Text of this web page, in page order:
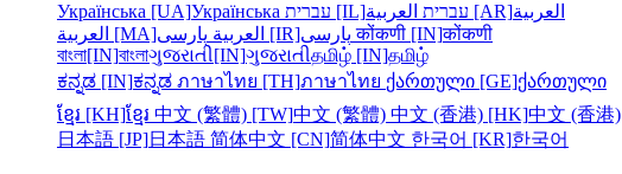
Українська [UA]Українська עברית [IL] עברית العربية [AR]العربية
العربية [MA]
العربية پارسی [IR] پارسیकोंकणी [IN]कोंकणी
বাংলা[IN]বাংলাગુજરાતી[IN]ગુજરાતીதமிழ் [IN]தமிழ்
ಕನ್ನಡ [IN]ಕನ್ನಡ ภาษาไทย [TH]ภาษาไทย ქართული [GE]ქართული
ខ្មែរ [KH]ខ្មែរ 中文 (繁體) [TW]中文 (繁體) 中文 (香港) [HK]中文 (香港)
日本語 [JP]日本語 简体中文 [CN]简体中文 한국어 [KR]한국어